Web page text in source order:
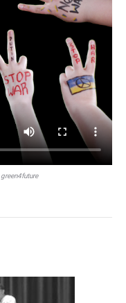
green4future